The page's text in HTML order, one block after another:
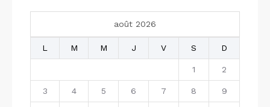
août 2026
L M M J V S D
1 2
3 4 5 6 7 8 9